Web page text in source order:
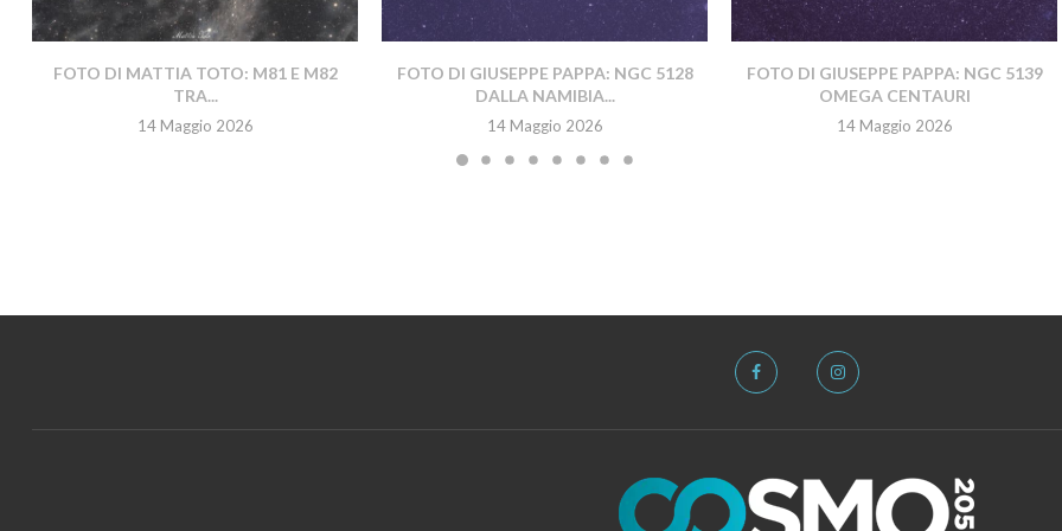
FOTO DI MATTIA TOTO: M81 E M82
TRA...
14 Maggio 2026
FOTO DI GIUSEPPE PAPPA: NGC 5128
DALLA NAMIBIA...
14 Maggio 2026
FOTO DI GIUSEPPE PAPPA: NGC 5139
OMEGA CENTAURI
14 Maggio 2026